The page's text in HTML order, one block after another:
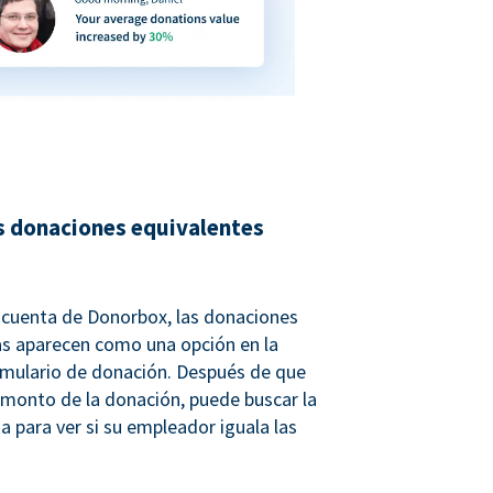
donaciones equivalentes
de Donorbox, las donaciones
aparecen como una opción en la
de donación. Después de que
de la donación, puede buscar la
para ver si su empleador iguala las